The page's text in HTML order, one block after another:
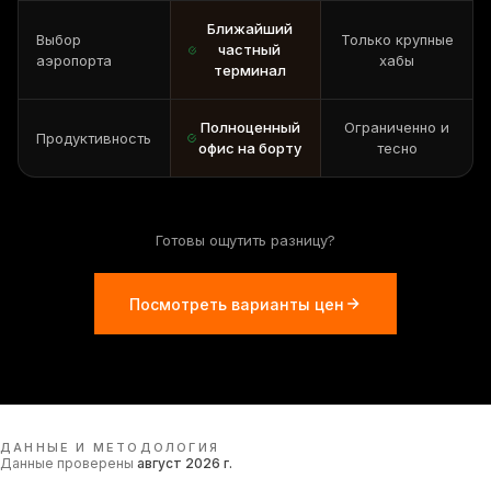
Выбор
аэропорта
Ближайший
частный
терминал
Только крупные
хабы
Продуктивность
Полноценный
офис на борту
Ограниченно и
тесно
Готовы ощутить разницу?
Посмотреть варианты цен
ДАННЫЕ И МЕТОДОЛОГИЯ
Данные проверены август 2026 г.